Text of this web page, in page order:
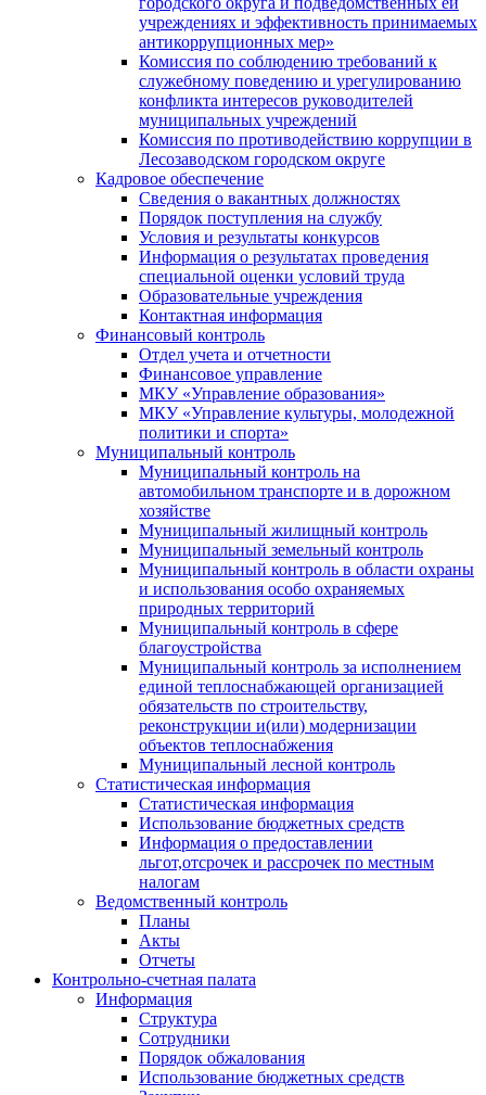
учреждениях и эффективность принимаемых
антикоррупционных мер»
Комиссия по соблюдению требований к
служебному поведению и урегулированию
конфликта интересов руководителей
муниципальных учреждений
Комиссия по противодействию коррупции в
Лесозаводском городском округе
Кадровое обеспечение
Сведения о вакантных должностях
Порядок поступления на службу
Условия и результаты конкурсов
Информация о результатах проведения
специальной оценки условий труда
Образовательные учреждения
Контактная информация
Финансовый контроль
Отдел учета и отчетности
Финансовое управление
МКУ «Управление образования»
МКУ «Управление культуры, молодежной
политики и спорта»
Муниципальный контроль
Муниципальный контроль на
автомобильном транспорте и в дорожном
хозяйстве
Муниципальный жилищный контроль
Муниципальный земельный контроль
Муниципальный контроль в области охраны
и использования особо охраняемых
природных территорий
Муниципальный контроль в сфере
благоустройства
Муниципальный контроль за исполнением
единой теплоснабжающей организацией
обязательств по строительству,
реконструкции и(или) модернизации
объектов теплоснабжения
Муниципальный лесной контроль
Статистическая информация
Статистическая информация
Использование бюджетных средств
Информация о предоставлении
льгот,отсрочек и рассрочек по местным
налогам
Ведомственный контроль
Планы
Акты
Отчеты
Контрольно-счетная палата
Информация
Структура
Сотрудники
Порядок обжалования
Использование бюджетных средств